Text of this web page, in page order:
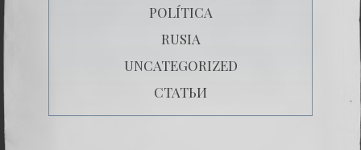
POLÍTICA
RUSIA
UNCATEGORIZED
СТАТЬИ